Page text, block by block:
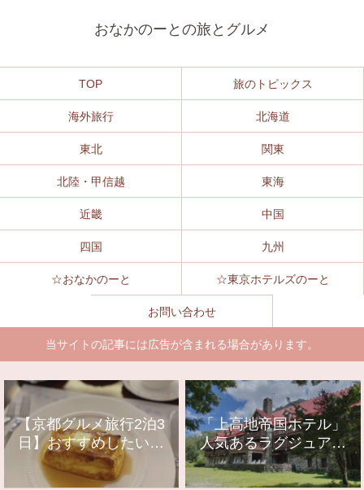
おなかのーとの旅とグルメ
TOP 旅のトピックス
海外旅行 北海道
東北 関東
北陸・甲信越 東海
近畿 中国
四国 九州
☆おなかのーと ☆東京ホテルズのーと
お問い合わせ
当サイトの記事には広告が含まれる場合があります。
【京都グルメ旅行2泊3
日】おすすめしたいレ
ストランやカフェ11選
「上高地帝国ホテル」
人気あるラグジュアリ
ーな山岳リゾートに宿
泊！